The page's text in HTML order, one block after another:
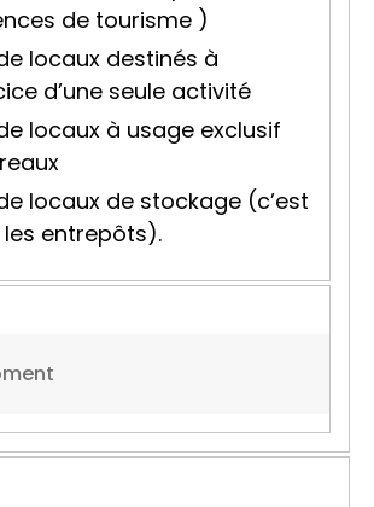
de tourisme )
locaux destinés à
d’une seule activité
locaux à usage exclusif
locaux de stockage (c’est
entrepôts).